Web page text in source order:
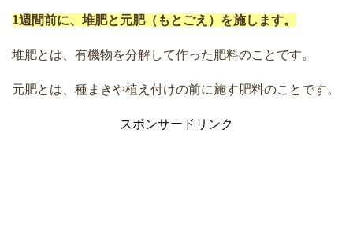
1週間前に、堆肥と元肥（もとごえ）を施します。
堆肥とは、有機物を分解して作った肥料のことです。
元肥とは、種まきや植え付けの前に施す肥料のことです。
スポンサードリンク